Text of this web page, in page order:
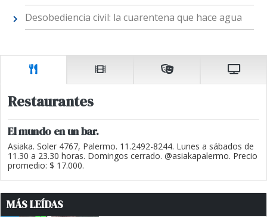
Desobediencia civil: la cuarentena que hace agua
Restaurantes
El mundo en un bar.
Asiaka. Soler 4767, Palermo. 11.2492-8244. Lunes a sábados de
11.30 a 23.30 horas. Domingos cerrado. @asiakapalermo. Precio
promedio: $ 17.000.
MÁS LEÍDAS